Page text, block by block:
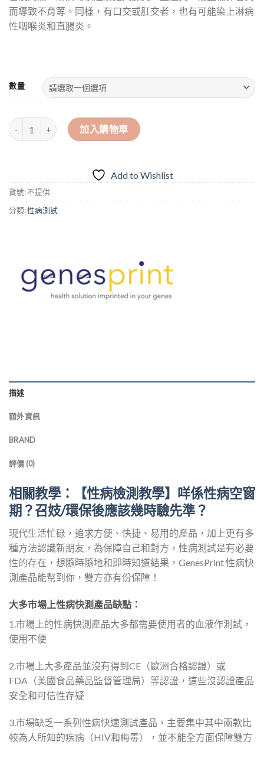
而導致不育等。同樣，有口交或肛交者，也有可能染上淋病
性咽喉炎和直腸炎。
數量
GenesPrint 常見性病快測包 - 淋球菌 抗原檢測試劑盒 數量
加入購物車
Add to Wishlist
貨號:不提供
分類:性病測試
描述
額外資訊
BRAND
評價 (0)
相關教學：【性病檢測教學】咩係性病空窗
期？召妓/環保後應該幾時驗先準？
現代生活忙碌，追求方便、快捷、易用的產品，加上更有多
種方法認識新朋友，為保障自己和對方，性病測試是有必要
性的存在，想隨時隨地和即時知道結果，GenesPrint 性病快
測產品能幫到你，雙方亦有份保障！
大多市場上性病快測產品缺點：
1.市場上的性病快測產品大多都需要使用者的血液作測試，
使用不便
2.市場上大多產品並沒有得到CE（歐洲合格認證）或
FDA（美國食品藥品監督管理局）等認證，這些沒認證產品
安全和可信性存疑
3.市場缺乏一系列性病快速測試產品，主要集中其中兩款比
較為人所知的疾病（HIV和梅毒），並不能全方面保障雙方